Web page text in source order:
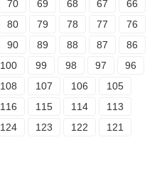
66
67
68
69
70
76
77
78
79
80
86
87
88
89
90
96
97
98
99
100
105
106
107
108
113
114
115
116
121
122
123
124